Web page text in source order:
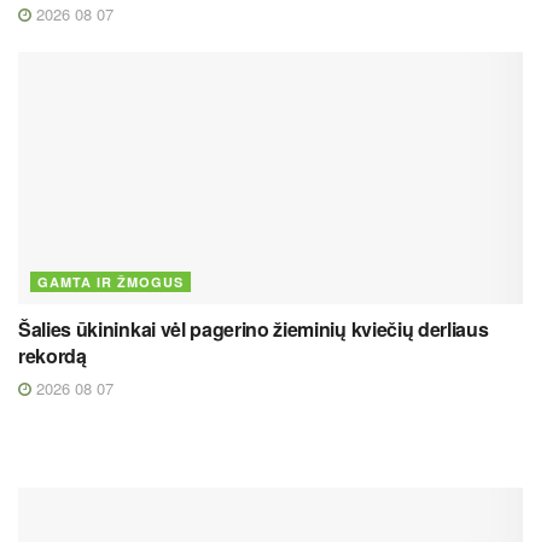
2026 08 07
GAMTA IR ŽMOGUS
Šalies ūkininkai vėl pagerino žieminių kviečių derliaus
rekordą
2026 08 07